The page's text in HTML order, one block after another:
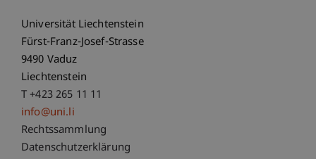
Universität Liechtenstein
Fürst-Franz-Josef-Strasse
9490 Vaduz
Liechtenstein
T +423 265 11 11
info@uni.li
Fußzeile Rechtliche Hinweise
Rechtssammlung
Datenschutzerklärung